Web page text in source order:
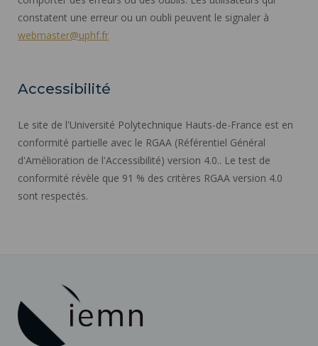
constatent une erreur ou un oubli peuvent le signaler à
webmaster@uphf.fr
Accessibilité
Le site de l'Université Polytechnique Hauts-de-France est en
conformité partielle avec le RGAA (Référentiel Général
d'Amélioration de l'Accessibilité) version 4.0.. Le test de
conformité révèle que 91 % des critères RGAA version 4.0
sont respectés.